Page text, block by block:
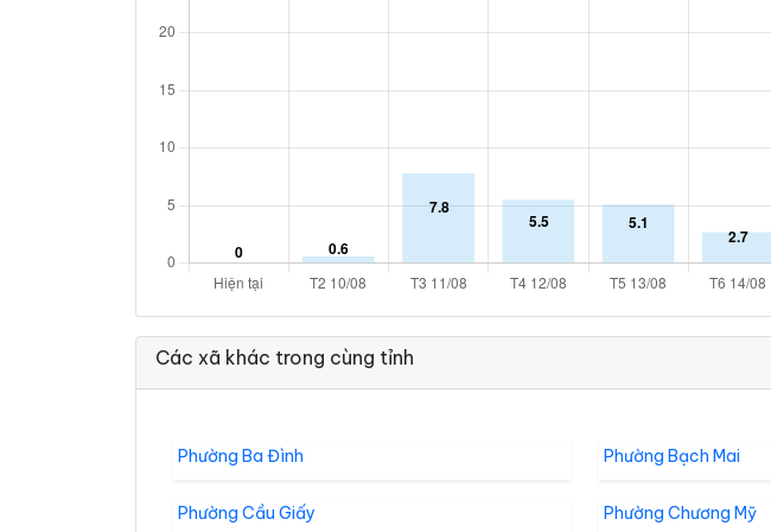
Các xã khác trong cùng tỉnh
Phường Ba Đình Phường Bạch Mai
Phường Cầu Giấy Phường Chương Mỹ